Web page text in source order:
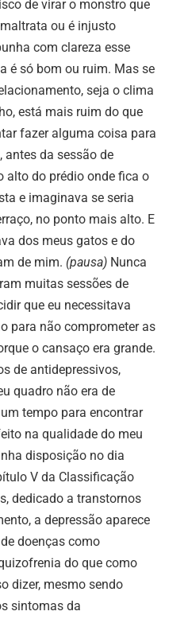
de virar o monstro que
ou é injusto
com clareza esse
é só bom ou ruim. Mas se
seja o clima
está mais ruim do que
fazer alguma coisa para
antes da sessão de
alto do prédio onde fica o
e imaginava se seria
no ponto mais alto. E
dos meus gatos e do
de mim. (pausa) Nunca
muitas sessões de
que eu necessitava
para não comprometer as
o cansaço era grande.
de antidepressivos,
quadro não era de
tempo para encontrar
na qualidade do meu
disposição no dia
V da Classificação
dedicado a transtornos
a depressão aparece
doenças como
do que como
dizer, mesmo sendo
sintomas da